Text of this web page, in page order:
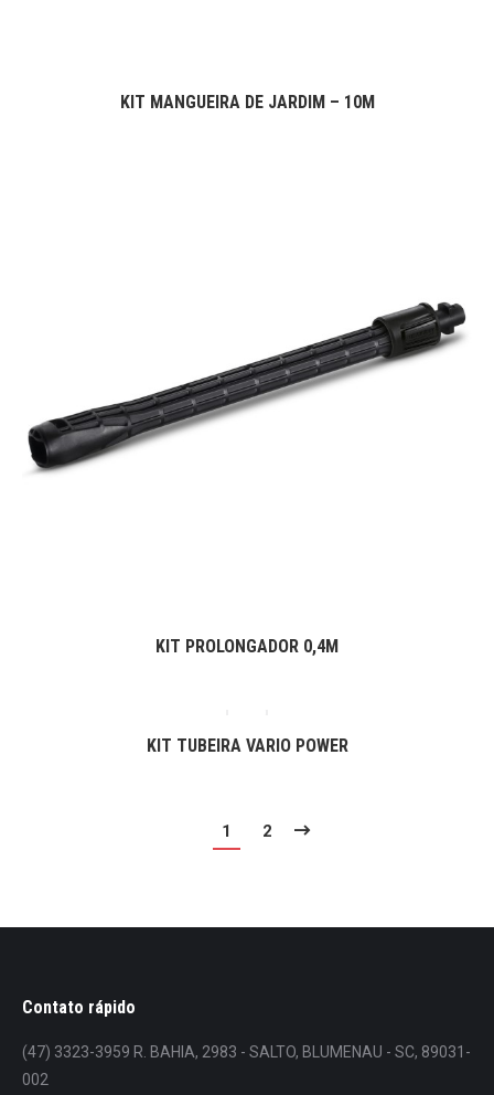
KIT MANGUEIRA DE JARDIM – 10M
KIT PROLONGADOR 0,4M
KIT TUBEIRA VARIO POWER
1 2
Contato rápido
(47) 3323-3959 R. BAHIA, 2983 - SALTO, BLUMENAU - SC, 89031-
002